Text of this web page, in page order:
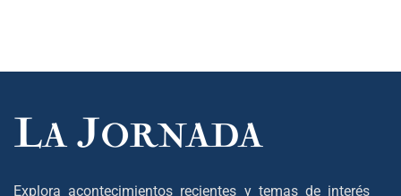
Explora acontecimientos recientes y temas de interés